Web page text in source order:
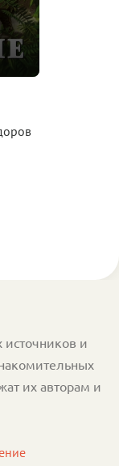
и
их авторам и